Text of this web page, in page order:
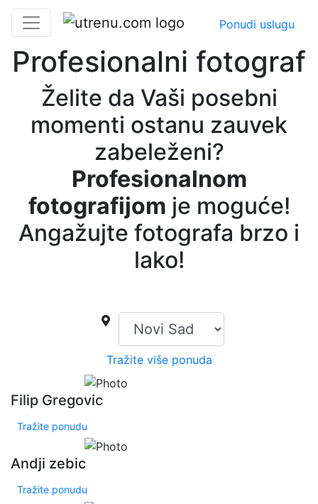
Ponudi uslugu
Profesionalni fotograf
Želite da Vaši posebni
momenti ostanu zauvek
zabeleženi?
Profesionalnom
fotografijom je moguće!
Angažujte fotografa brzo i
lako!
Tražite više ponuda
Filip Gregovic
Tražite ponudu
Andji zebic
Tražite ponudu